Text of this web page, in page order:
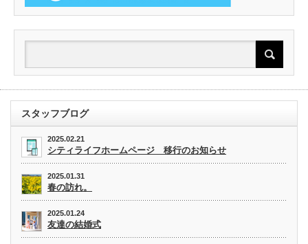
スタッフブログ
2025.02.21
シティライフホームページ 移行のお知らせ
2025.01.31
春の訪れ。
2025.01.24
友達の結婚式